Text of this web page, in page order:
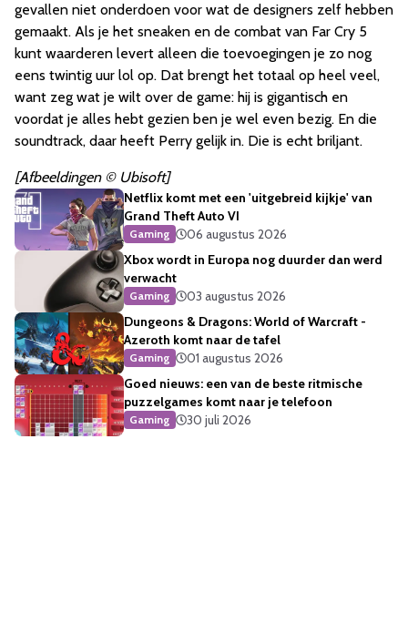
gevallen niet onderdoen voor wat de designers zelf hebben
gemaakt. Als je het sneaken en de combat van Far Cry 5
kunt waarderen levert alleen die toevoegingen je zo nog
eens twintig uur lol op. Dat brengt het totaal op heel veel,
want zeg wat je wilt over de game: hij is gigantisch en
voordat je alles hebt gezien ben je wel even bezig. En die
soundtrack, daar heeft Perry gelijk in. Die is echt briljant.
[Afbeeldingen © Ubisoft]
Netflix komt met een 'uitgebreid kijkje' van
Grand Theft Auto VI
Gaming
06 augustus 2026
Xbox wordt in Europa nog duurder dan werd
verwacht
Gaming
03 augustus 2026
Dungeons & Dragons: World of Warcraft -
Azeroth komt naar de tafel
Gaming
01 augustus 2026
Goed nieuws: een van de beste ritmische
puzzelgames komt naar je telefoon
Gaming 30 juli 2026